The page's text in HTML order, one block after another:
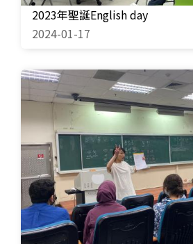
2023年聖誕English day
2024-01-17